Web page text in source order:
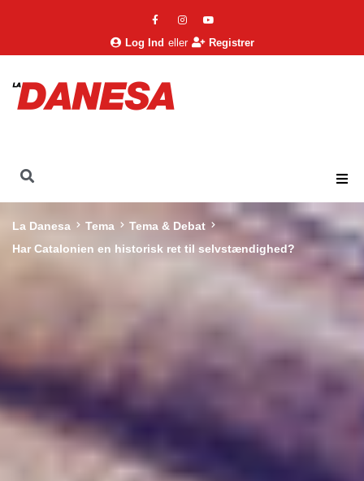
Log Ind eller Registrer
La Danesa Tema
Tema & Debat
Har Catalonien en historisk ret til selvstændighed?